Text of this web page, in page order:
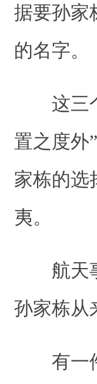
据要孙家
的名字。
这三个
置之度外
家栋的选
夷。
航天事
孙家栋
有一件